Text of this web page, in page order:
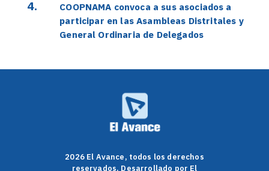
COOPNAMA convoca a sus asociados a
participar en las Asambleas Distritales y
General Ordinaria de Delegados
2026 El Avance, todos los derechos
reservados. Desarrollado por El